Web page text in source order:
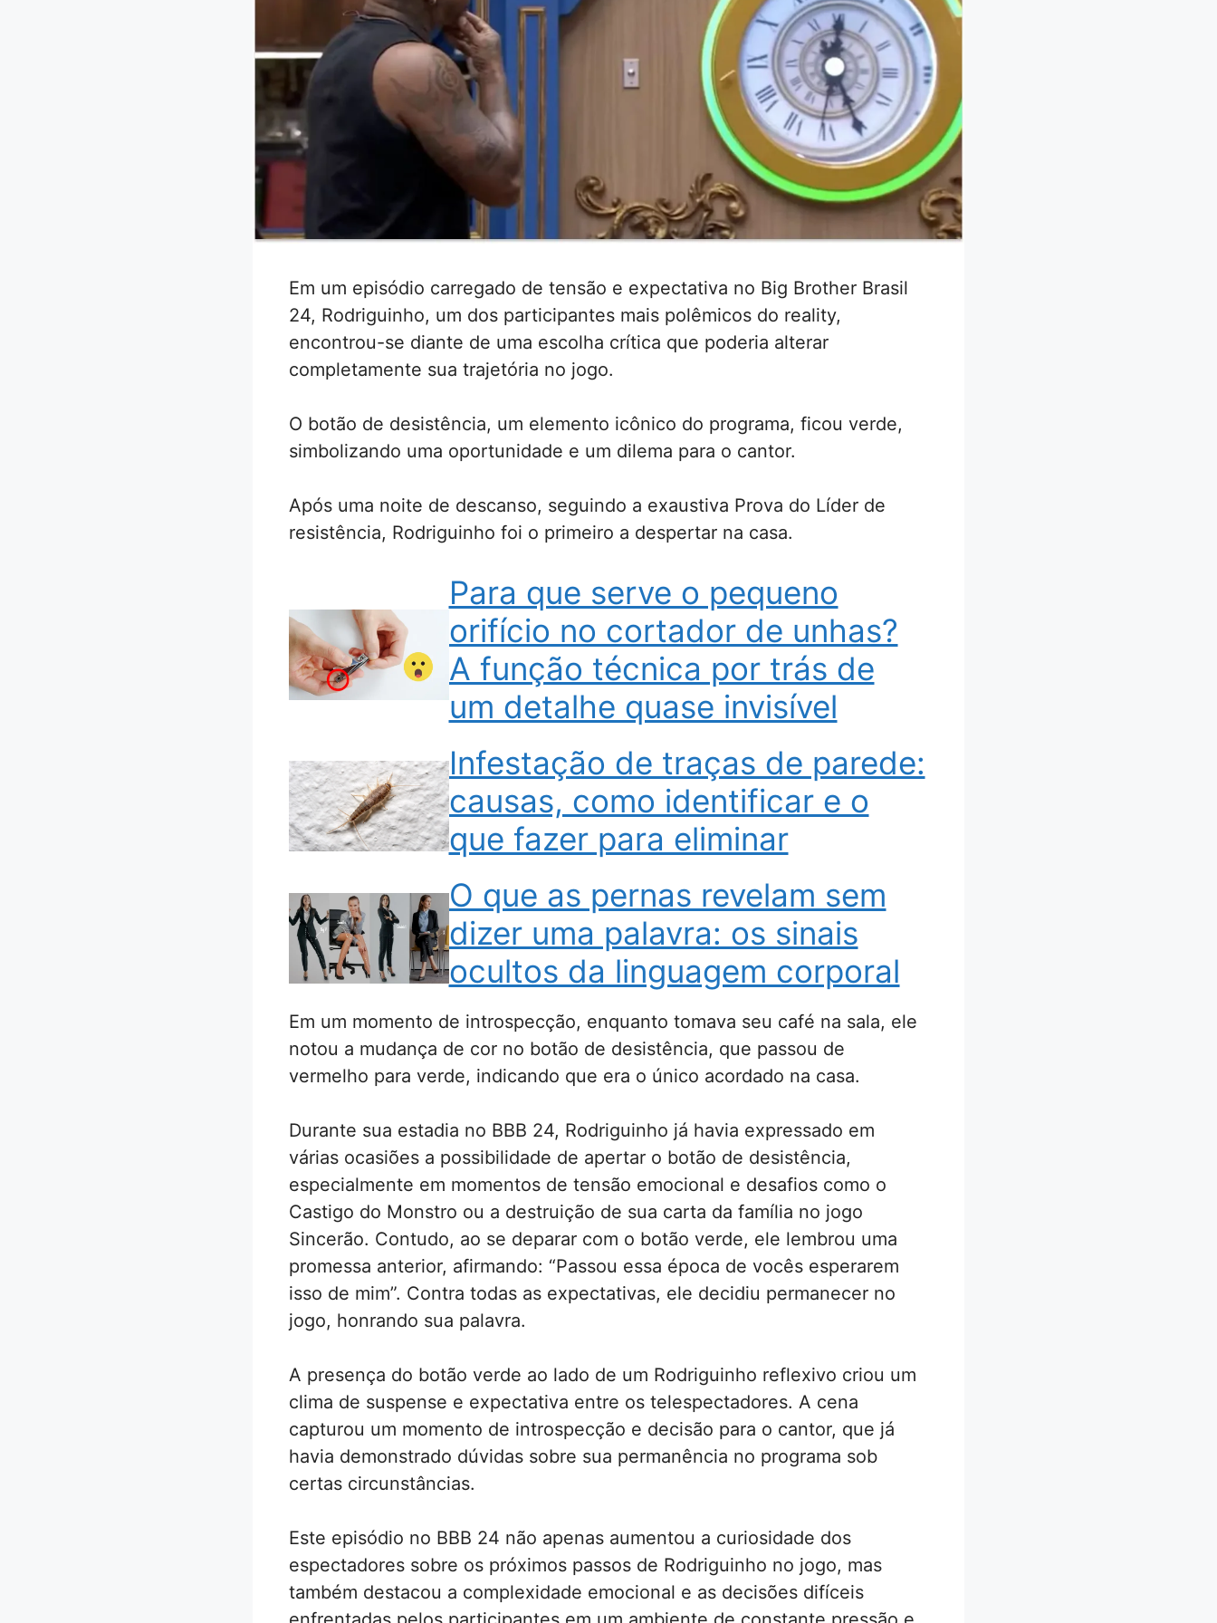
Em um episódio carregado de tensão e expectativa no Big Brother Brasil
24, Rodriguinho, um dos participantes mais polêmicos do reality,
encontrou-se diante de uma escolha crítica que poderia alterar
completamente sua trajetória no jogo.
O botão de desistência, um elemento icônico do programa, ficou verde,
simbolizando uma oportunidade e um dilema para o cantor.
Após uma noite de descanso, seguindo a exaustiva Prova do Líder de
resistência, Rodriguinho foi o primeiro a despertar na casa.
Para que serve o pequeno
orifício no cortador de unhas?
A função técnica por trás de
um detalhe quase invisível
Infestação de traças de parede:
causas, como identificar e o
que fazer para eliminar
O que as pernas revelam sem
dizer uma palavra: os sinais
ocultos da linguagem corporal
Em um momento de introspecção, enquanto tomava seu café na sala, ele
notou a mudança de cor no botão de desistência, que passou de
vermelho para verde, indicando que era o único acordado na casa.
Durante sua estadia no BBB 24, Rodriguinho já havia expressado em
várias ocasiões a possibilidade de apertar o botão de desistência,
especialmente em momentos de tensão emocional e desafios como o
Castigo do Monstro ou a destruição de sua carta da família no jogo
Sincerão. Contudo, ao se deparar com o botão verde, ele lembrou uma
promessa anterior, afirmando: “Passou essa época de vocês esperarem
isso de mim”. Contra todas as expectativas, ele decidiu permanecer no
jogo, honrando sua palavra.
A presença do botão verde ao lado de um Rodriguinho reflexivo criou um
clima de suspense e expectativa entre os telespectadores. A cena
capturou um momento de introspecção e decisão para o cantor, que já
havia demonstrado dúvidas sobre sua permanência no programa sob
certas circunstâncias.
Este episódio no BBB 24 não apenas aumentou a curiosidade dos
espectadores sobre os próximos passos de Rodriguinho no jogo, mas
também destacou a complexidade emocional e as decisões difíceis